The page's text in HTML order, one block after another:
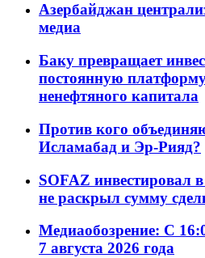
Азербайджан
медиа
Баку превращает
постоянную
ненефтяного капитала
Против кого
Исламабад и Эр-Рияд?
SOFAZ инвестировал
не раскрыл сумму
Медиаобозрение: С
7 августа 2026 года